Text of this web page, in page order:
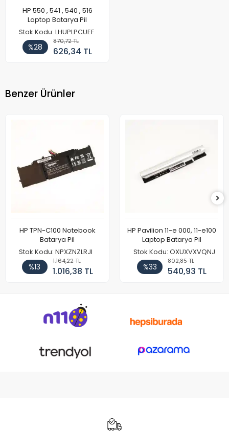
HP 550 , 541 , 540 , 516
Laptop Batarya Pil
Stok Kodu: LHUPLPCUEF
%28
870,72 TL
626,34 TL
Benzer Ürünler
HP TPN-C100 Notebook
Batarya Pil
Stok Kodu: NPXZNZLRJI
%13
1.164,22 TL
1.016,38 TL
HP Pavilion 11-e 000, 11-e100
Laptop Batarya Pil
Stok Kodu: OXUXVXVQNJ
%33
802,85 TL
540,93 TL